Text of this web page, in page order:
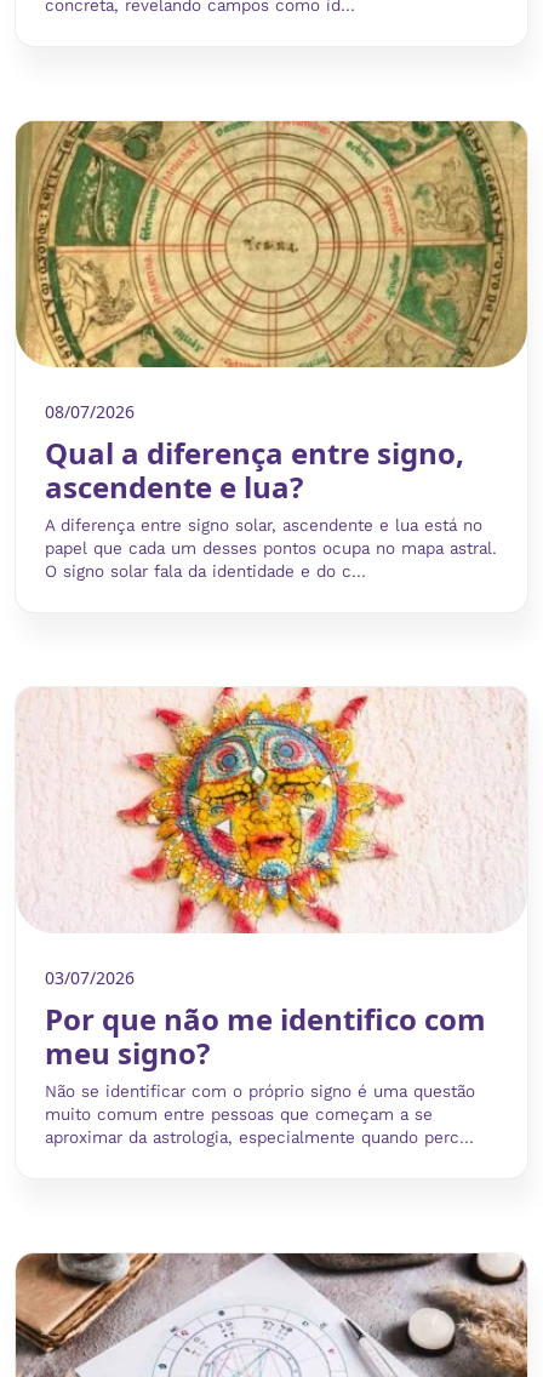
concreta, revelando campos como id...
08/07/2026
Qual a diferença entre signo,
ascendente e lua?
A diferença entre signo solar, ascendente e lua está no
papel que cada um desses pontos ocupa no mapa astral.
O signo solar fala da identidade e do c...
03/07/2026
Por que não me identifico com
meu signo?
Não se identificar com o próprio signo é uma questão
muito comum entre pessoas que começam a se
aproximar da astrologia, especialmente quando perc...